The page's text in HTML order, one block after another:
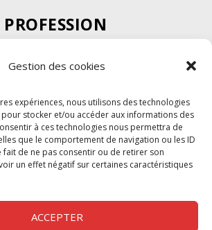
Gestion des cookies
expériences, nous utilisons des technologies
stocker et/ou accéder aux informations des
à ces technologies nous permettra de
que le comportement de navigation ou les ID
fait de ne pas consentir ou de retirer son
un effet négatif sur certaines caractéristiques
ACCEPTER
Spectacle
visuel